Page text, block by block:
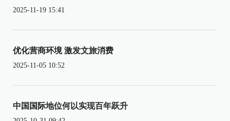
2025-11-19 15:41
优化营商环境 激发文旅消费
2025-11-05 10:52
中国国际地位何以实现百年跃升